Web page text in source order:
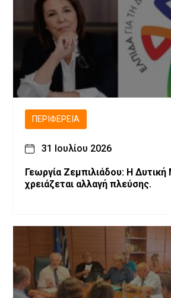
ΠΕΡΙΦΈΡΕΙΑ
31 Ιουλίου 2026
Γεωργία Ζεμπιλιάδου: Η
χρειάζεται αλλαγή πλεύσης.